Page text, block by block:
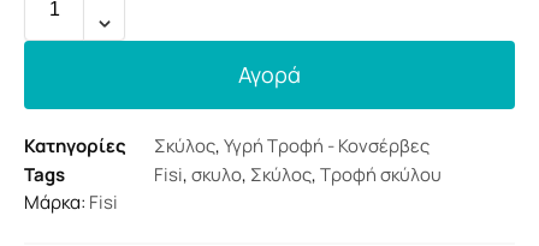
Αγορά
Κατηγορίες Σκύλος,Υγρή Τροφή - Κονσέρβες
Tags
Fisi,σκυλο, Σκύλος,Τροφή σκύλου
Μάρκα: Fisi